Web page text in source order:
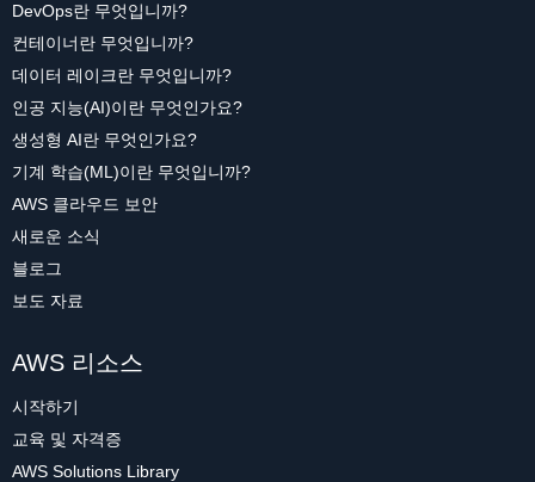
DevOps란 무엇입니까?
컨테이너란 무엇입니까?
데이터 레이크란 무엇입니까?
인공 지능(AI)이란 무엇인가요?
생성형 AI란 무엇인가요?
기계 학습(ML)이란 무엇입니까?
AWS 클라우드 보안
새로운 소식
블로그
보도 자료
AWS 리소스
시작하기
교육 및 자격증
AWS Solutions Library